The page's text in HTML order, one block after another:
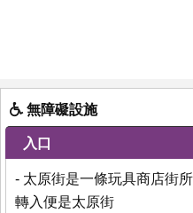
無障礙設施
入口
- 太原街是一條玩具商店街
轉入便是太原街